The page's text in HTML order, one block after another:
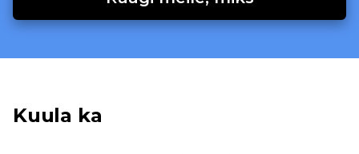
Kuula ka